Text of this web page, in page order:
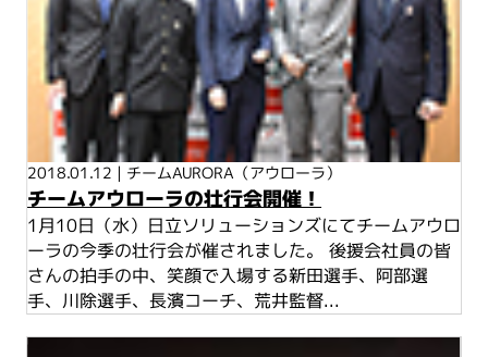
2018.01.12 | チームAURORA（アウローラ）
チームアウローラの壮行会開催！
1月10日（水）日立ソリューションズにてチームアウロ
ーラの今季の壮行会が催されました。 後援会社員の皆
さんの拍手の中、笑顔で入場する新田選手、阿部選
手、川除選手、長濱コーチ、荒井監督...